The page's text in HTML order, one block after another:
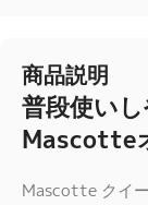
商品説明
普段使い
Mascotte
Mascotte クイ